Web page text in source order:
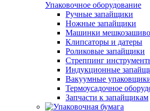
Упаковочное оборудование
Ручные запайщики
Ножные запайщики
Машинки
Клипсаторы и датеры
Роликовые запайщики
Стреппинг
Индукционные
Вакуумные
Термоусадочное
Запчасти к запайщикам